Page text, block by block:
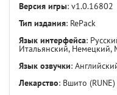
Версия игры: v1.0.16802
Тип издания: RePack
Язык интерфейса:
Итальянский, Немецкий,
Язык озвучки:
Лекарство: Вшито (RUNE)